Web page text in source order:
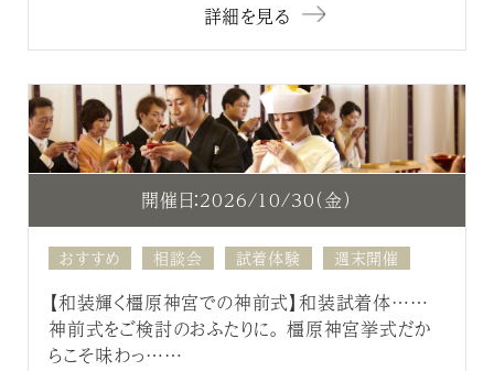
詳細を見る
開催日：2026/10/30（金）
おすすめ 相談会 試着体験 週末開催
【和装輝く橿原神宮での神前式】和装試着体……
神前式をご検討のおふたりに。 橿原神宮挙式だか
らこそ味わっ……